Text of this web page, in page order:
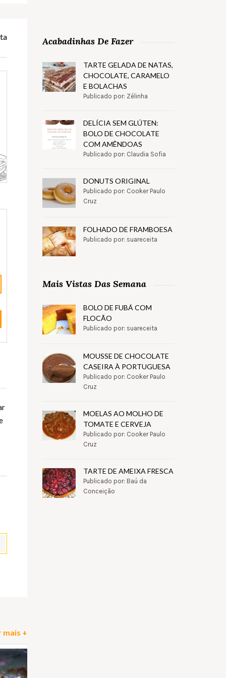
mais +
Acabadinhas De Fazer
TARTE GELADA DE NATAS,
CHOCOLATE, CARAMELO
E BOLACHAS
Publicado por: Zélinha
DELÍCIA SEM GLÚTEN:
BOLO DE CHOCOLATE
COM AMÊNDOAS
Publicado por: Claudia Sofia
DONUTS ORIGINAL
Publicado por: Cooker Paulo
Cruz
FOLHADO DE FRAMBOESA
Publicado por: suareceita
Mais Vistas Das Semana
BOLO DE FUBÁ COM
FLOCÃO
Publicado por: suareceita
MOUSSE DE CHOCOLATE
CASEIRA À PORTUGUESA
Publicado por: Cooker Paulo
Cruz
MOELAS AO MOLHO DE
TOMATE E CERVEJA
Publicado por: Cooker Paulo
Cruz
TARTE DE AMEIXA FRESCA
Publicado por: Baú da
Conceição